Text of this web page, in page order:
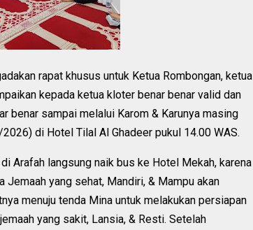
rapat khusus untuk Ketua Rombongan, ketua
kepada ketua kloter benar benar valid dan
benar sampai melalui Karom & Karunya masing
di Hotel Tilal Al Ghadeer pukul 14.00 WAS.
Arafah langsung naik bus ke Hotel Mekah, karena
Jemaah yang sehat, Mandiri, & Mampu akan
menuju tenda Mina untuk melakukan persiapan
yang sakit, Lansia, & Resti. Setelah